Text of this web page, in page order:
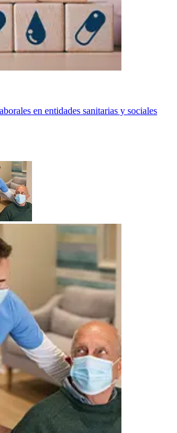
en entidades sanitarias y sociales